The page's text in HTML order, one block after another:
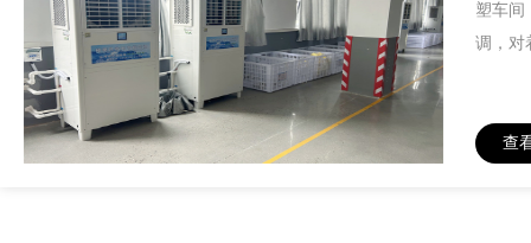
塑车间
调，对
查